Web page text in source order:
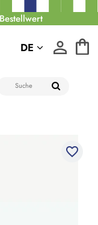
DE
favorite_border